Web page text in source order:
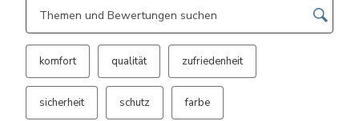
Suchthemen und Bewertungen Suchregion
komfort qualität zufriedenheit
sicherheit schutz farbe